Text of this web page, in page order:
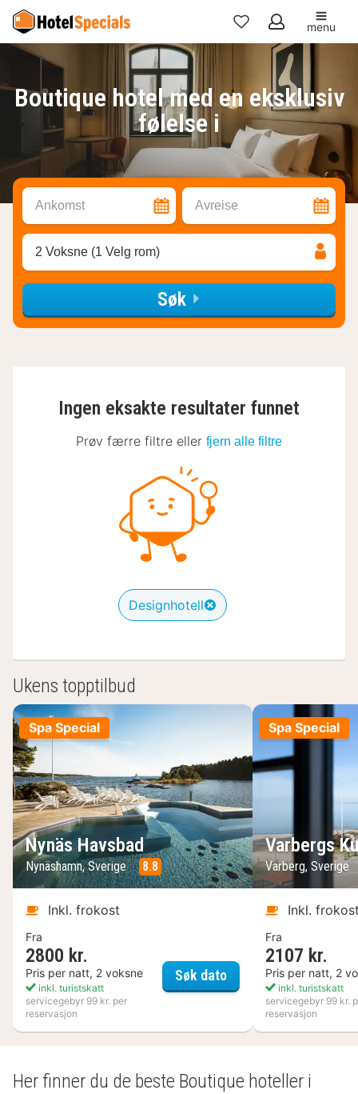
Mine
favoritter
menu
Boutique hotel med en eksklusiv
følelse i
Ankomst Avreise
2 Voksne (1 Velg rom)
Søk
Ingen eksakte resultater funnet
Prøv færre filtre eller fjern alle filtre
Designhotell
Ukens topptilbud
Spa Special
Nynäs Havsbad
Nynäshamn, Sverige 8.8
Inkl. frokost
Fra
2800 kr.
Pris per natt, 2 voksne
inkl. turistskatt
servicegebyr 99 kr. per
reservasjon
Søk datoNynäs Havsbad
Spa Special
Varbergs
Varberg, Sverige
Inkl.
Fra
2107 kr.
Pris per natt, 2
inkl. turistskatt
servicegebyr 99 kr.
reservasjon
Her finner du de beste Boutique hoteller i